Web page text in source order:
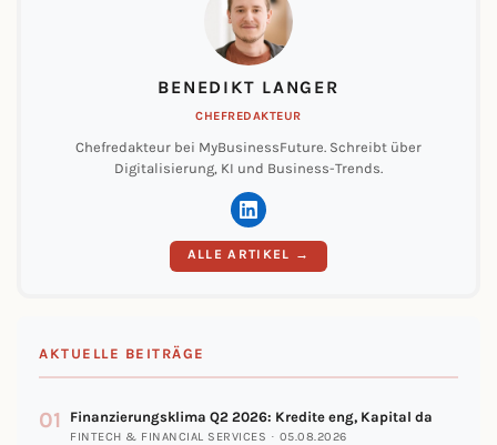
BENEDIKT LANGER
CHEFREDAKTEUR
Chefredakteur bei MyBusinessFuture. Schreibt über
Digitalisierung, KI und Business-Trends.
ALLE ARTIKEL →
AKTUELLE BEITRÄGE
01 Finanzierungsklima Q2 2026: Kredite eng, Kapital da
FINTECH & FINANCIAL SERVICES · 05.08.2026